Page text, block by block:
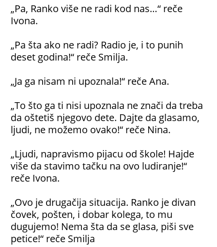
„Pa, Ranko više ne radi kod nas…“ reče
Ivona.
„Pa šta ako ne radi? Radio je, i to punih
deset godina!“ reče Smilja.
„Ja ga nisam ni upoznala!“ reče Ana.
„To što ga ti nisi upoznala ne znači da treba
da oštetiš njegovo dete. Dajte da glasamo,
ljudi, ne možemo ovako!“ reče Nina.
„Ljudi, napravismo pijacu od škole! Hajde
više da stavimo tačku na ovo ludiranje!“
reče Ivona.
„Ovo je drugačija situacija. Ranko je divan
čovek, pošten, i dobar kolega, to mu
dugujemo! Nema šta da se glasa, piši sve
petice!“ reče Smilja